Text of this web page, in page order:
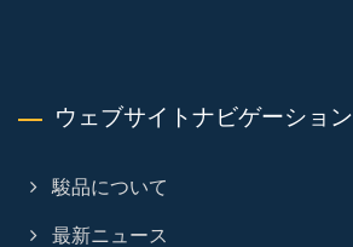
ウェブサイトナビゲーション
駿品について
最新ニュース